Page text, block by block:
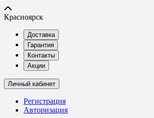
Красноярск
Доставка
Гарантия
Контакты
Акции
Личный кабинет
Регистрация
Авторизация